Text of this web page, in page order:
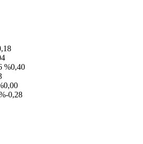
%0,40
0,28